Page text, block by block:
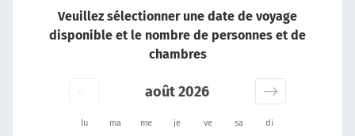
Veuillez sélectionner une date de voyage
disponible et le nombre de personnes et de
chambres
lu ma me je ve sa di
août 2026